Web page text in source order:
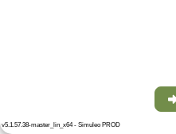
v5.1.57.38-master_lin_x64 - Simuleo PROD